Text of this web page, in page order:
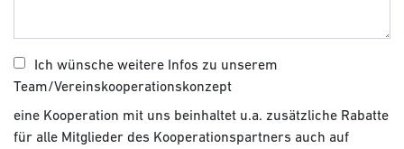
Ich wünsche weitere Infos zu unserem
Team/Vereinskooperationskonzept
eine Kooperation mit uns beinhaltet u.a. zusätzliche Rabatte
für alle Mitglieder des Kooperationspartners auch auf